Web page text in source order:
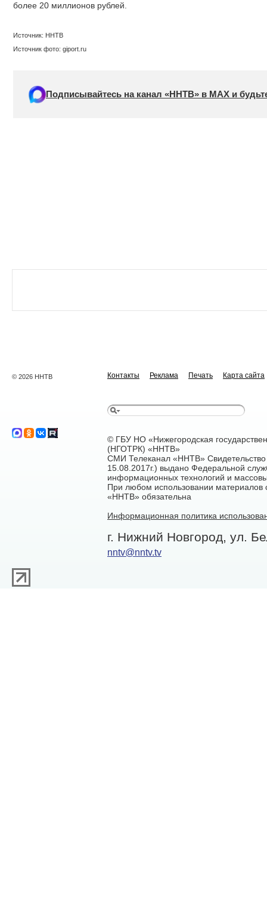
более 20 миллионов рублей.
Источник: ННТВ
Источник фото: giport.ru
Подписывайтесь на канал «ННТВ» в МАХ и
© 2026 ННТВ Контакты Реклама Печать Карта сайта
© ГБУ НО «Нижегородская
(НГОТРК) «ННТВ»
СМИ Телеканал «ННТВ»
15.08.2017г.) выдано Федеральной
информационных технологий и
При любом использовании материалов
«ННТВ» обязательна
Информационная политика
г. Нижний Новгород, ул.
nntv@nntv.tv